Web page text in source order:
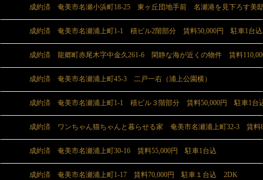
成約済 奄美市名瀬小浜町18-25 東ヶ丘団地手前 名瀬港を見下ろす美
成約済 奄美市名瀬浦上町1-1 積ビル2階部分 賃料50,000円 駐車1台
成約済 龍郷町赤尾木字中金久261-6 閑静な海が近くの物件 賃料
成約済 奄美市名瀬浦上町45-3 二戸一右（浦上公園横）
成約済 奄美市名瀬浦上町1-1 積ビル３階部分 賃料50,000円 駐車1台
成約済 ワンちゃん猫ちゃんと暮らせる家 奄美市名瀬浦上町32-3 賃料
成約済 奄美市名瀬浦上町30-16 賃料55,000円 駐車1台込
成約済 奄美市名瀬浦上町1-17 賃料70,000円 駐車１台込 2DK